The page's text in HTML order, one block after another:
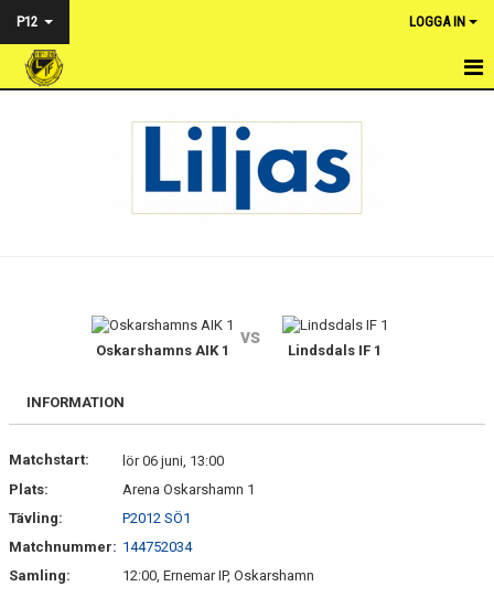
P12 LOGGA IN
BILDGALLERI
KONTAKT
Oskarshamns AIK 1
vs
Lindsdals IF 1
INFORMATION
Matchstart:
lör 06 juni, 13:00
Plats:
Arena Oskarshamn 1
Tävling:
P2012 SÖ1
Matchnummer: 144752034
Samling:
12:00, Ernemar IP, Oskarshamn